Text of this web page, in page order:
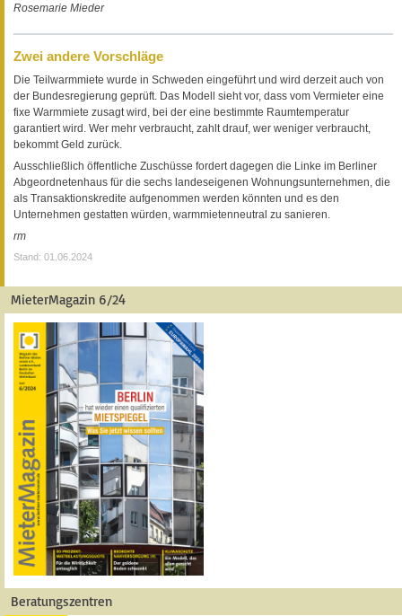
Rosemarie Mieder
Zwei andere Vorschläge
Die Teilwarmmiete wurde in Schweden eingeführt und wird derzeit auch von
der Bundesregierung geprüft. Das Modell sieht vor, dass vom Vermieter eine
fixe Warmmiete zusagt wird, bei der eine bestimmte Raumtemperatur
garantiert wird. Wer mehr verbraucht, zahlt drauf, wer weniger verbraucht,
bekommt Geld zurück.
Ausschließlich öffentliche Zuschüsse fordert dagegen die Linke im Berliner
Abgeordnetenhaus für die sechs landeseigenen Wohnungsunternehmen, die
als Transaktionskredite aufgenommen werden könnten und es den
Unternehmen gestatten würden, warmmietenneutral zu sanieren.
rm
Stand: 01.06.2024
MieterMagazin 6/24
Beratungszentren